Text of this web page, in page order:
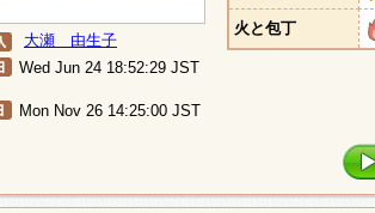
大瀬 由生子
Wed Jun 24 18:52:29 JST
Mon Nov 26 14:25:00 JST
火と包丁